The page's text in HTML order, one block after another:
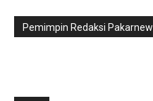
Pemimpin Redaksi